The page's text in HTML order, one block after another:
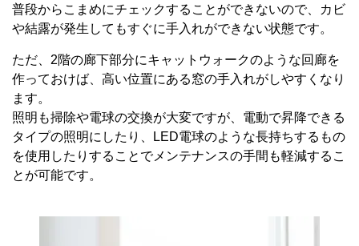
普段からこまめにチェックすることができないので、カビ
や結露が発生してもすぐに手入れができない状態です。
ただ、 2階の廊下部分にキャットウォークのような回廊を
作っておけば、高い位置にある窓の手入れがしやすくなり
ます。
照明も掃除や電球の交換が大変ですが、電動で昇降できる
タイプの照明にしたり、
LED電球のような長持ちするもの
を使用したりすることでメンテナンスの手間も軽減するこ
とが可能です。